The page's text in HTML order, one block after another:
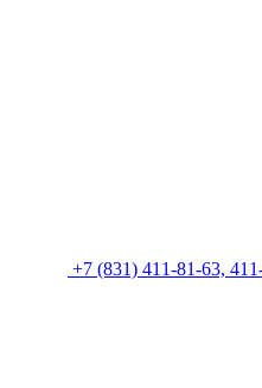
+7 (831) 411-81-63,